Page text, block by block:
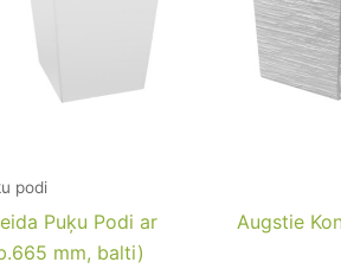
podi
Puķu Podi ar
mm, balti)
Augstie